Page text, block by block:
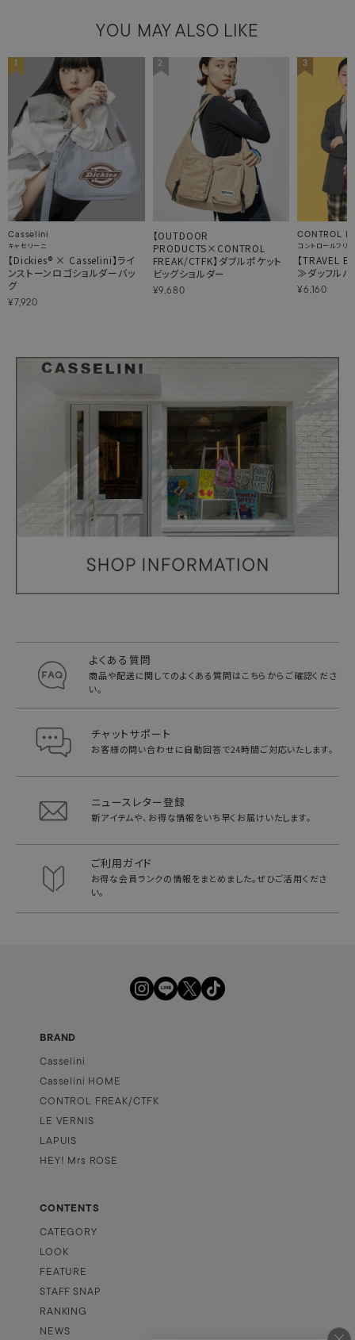
YOU MAY ALSO LIKE
1
Casselini
キャセリーニ
【Dickies® × Casselini】ライ
ンストーンロゴショルダーバッ
グ
¥7,920
2
【OUTDOOR
PRODUCTS×CONTROL
FREAK/CTFK】ダブルポケット
ビッグショルダー
¥9,680
3
CONTROL
コントロールフリ
【TRAVEL
≫ダッフルバ
¥6,160
よくある質問
商品や配送に関してのよくある質問はこちらからご確認くださ
い。
チャットサポート
お客様の問い合わせに自動回答で24時間ご対応いたします。
ニュースレター登録
新アイテムや、お得な情報をいち早く お届けいたします。
ご利用ガイド
お得な会員ランクの情報をまとめました。ぜひご活用くださ
い。
BRAND
Casselini
Casselini HOME
CONTROL FREAK/CTFK
LE VERNIS
LAPUIS
HEY! Mrs ROSE
CONTENTS
CATEGORY
LOOK
FEATURE
STAFF SNAP
RANKING
NEWS